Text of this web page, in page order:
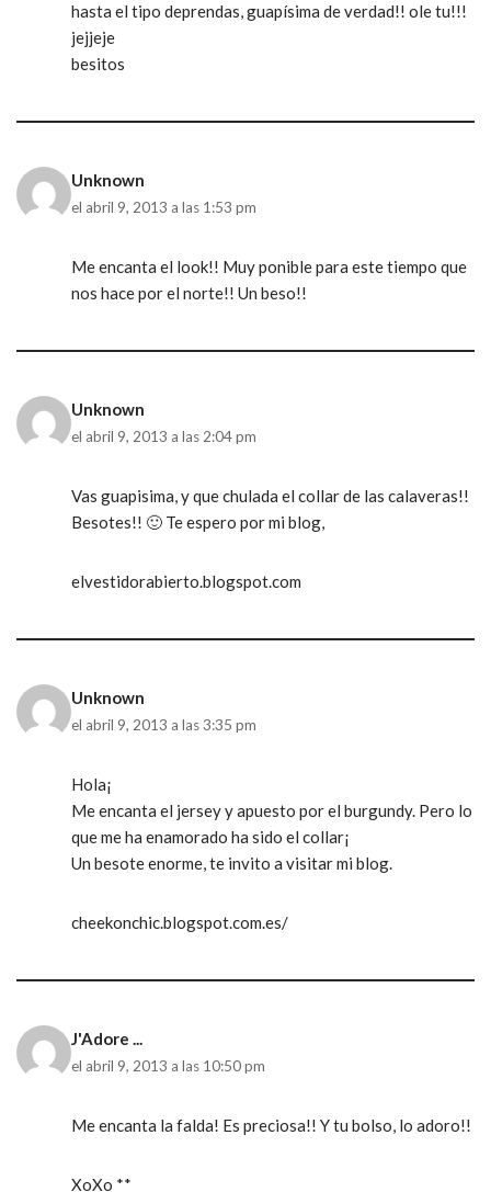
hasta el tipo deprendas, guapísima de verdad!! ole tu!!!
jejjeje
besitos
Unknown
el abril 9, 2013 a las 1:53 pm
Me encanta el look!! Muy ponible para este tiempo que
nos hace por el norte!! Un beso!!
Unknown
el abril 9, 2013 a las 2:04 pm
Vas guapisima, y que chulada el collar de las calaveras!!
Besotes!! 🙂 Te espero por mi blog,
elvestidorabierto.blogspot.com
Unknown
el abril 9, 2013 a las 3:35 pm
Hola¡
Me encanta el jersey y apuesto por el burgundy. Pero lo
que me ha enamorado ha sido el collar¡
Un besote enorme, te invito a visitar mi blog.
cheekonchic.blogspot.com.es/
J'Adore ...
el abril 9, 2013 a las 10:50 pm
Me encanta la falda! Es preciosa!! Y tu bolso, lo adoro!!
XoXo **